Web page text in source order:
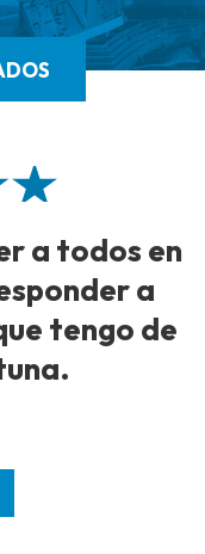
a todos en
a
tengo de